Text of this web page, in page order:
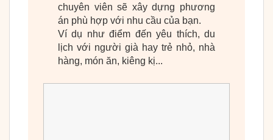
chuyên viên sẽ xây dựng phương
án phù hợp với nhu cầu của bạn.
Ví dụ như điểm đến yêu thích, du
lịch với người già hay trẻ nhỏ, nhà
hàng, món ăn, kiêng kị...